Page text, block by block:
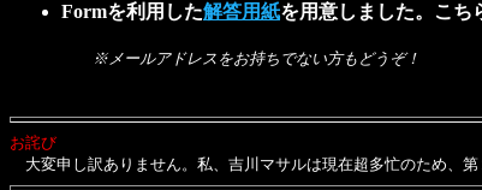
Formを利用した解答用紙を用意しました。こち
※メールアドレスをお持ちでない方もどうぞ！
お詫び
大変申し訳ありません。私、吉川マサルは現在超多忙のため、